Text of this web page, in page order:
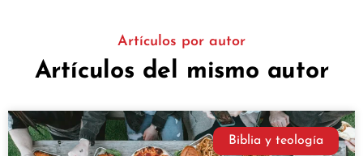
Artículos por autor
Artículos del mismo autor
Biblia y teología